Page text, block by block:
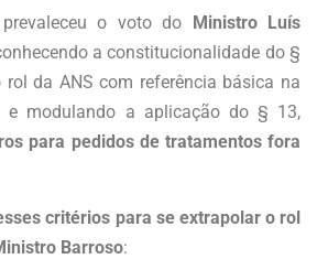
o voto do
Ministro Luís
a constitucionalidade do §
da ANS com referência básica na
e modulando a aplicação do § 13,
para pedidos de tratamentos fora
critérios para se extrapolar o rol
Barroso: